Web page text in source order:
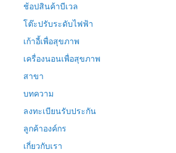
เนื้อหา
ช้อปสินค้าบีเวล
โต๊ะปรับระดับไฟฟ้า
เก้าอี้เพื่อสุขภาพ
เครื่องนอนเพื่อสุขภาพ
สาขา
บทความ
ลงทะเบียนรับประกัน
ลูกค้าองค์กร
เกี่ยวกับเรา